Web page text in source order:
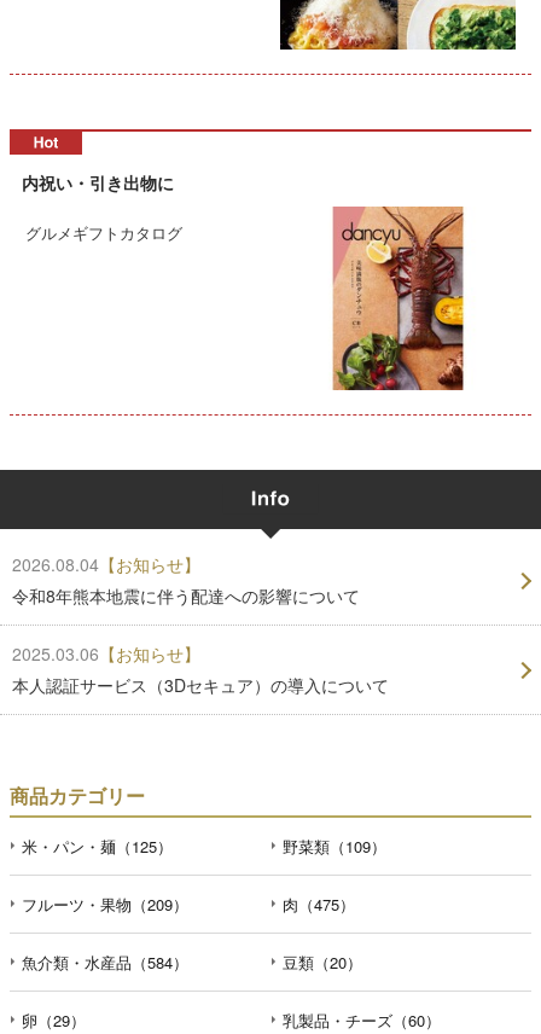
内祝い・引き出物に
グルメギフトカタログ
2026.08.04 【お知らせ】
令和8年熊本地震に伴う配達への影響について
2025.03.06 【お知らせ】
本人認証サービス（3Dセキュア）の導入について
商品カテゴリー
米・パン・麺（125） 野菜類（109）
フルーツ・果物（209） 肉（475）
魚介類・水産品（584） 豆類（20）
卵（29） 乳製品・チーズ（60）